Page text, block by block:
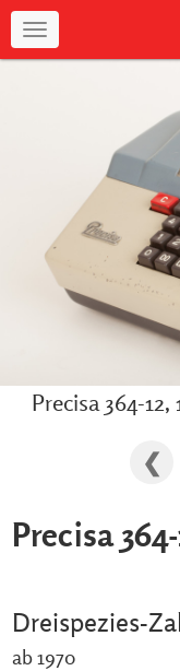
Navigation
Precisa 364-
Precisa
Dreispezies-
ab 1970